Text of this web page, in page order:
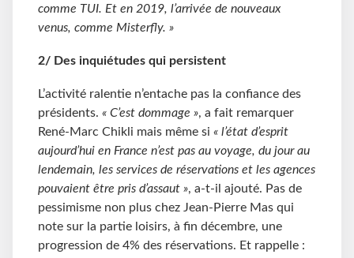
comme TUI. Et en 2019, l’arrivée de nouveaux
venus, comme Misterfly. »
2/ Des inquiétudes qui persistent
L’activité ralentie n’entache pas la confiance des
présidents. « C’est dommage », a fait remarquer
René-Marc Chikli mais même si « l’état d’esprit
aujourd’hui en France n’est pas au voyage, du jour au
lendemain, les services de réservations et les agences
pouvaient être pris d’assaut », a-t-il ajouté. Pas de
pessimisme non plus chez Jean-Pierre Mas qui
note sur la partie loisirs, à fin décembre, une
progression de 4% des réservations. Et rappelle :